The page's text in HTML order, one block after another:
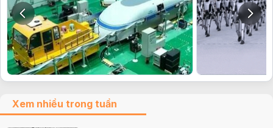
Xem nhiều trong tuần